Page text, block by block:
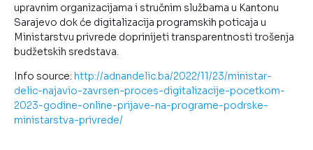
upravnim organizacijama i stručnim službama u Kantonu
Sarajevo dok će digitalizacija programskih poticaja u
Ministarstvu privrede doprinijeti transparentnosti trošenja
budžetskih sredstava.
Info source: http://adnandelic.ba/2022/11/23/ministar-
delic-najavio-zavrsen-proces-digitalizacije-pocetkom-
2023-godine-online-prijave-na-programe-podrske-
ministarstva-privrede/